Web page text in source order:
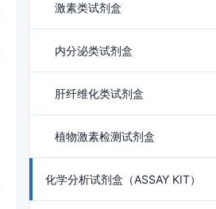
激素类试剂盒
内分泌类试剂盒
肝纤维化类试剂盒
植物激素检测试剂盒
化学分析试剂盒（ASSAY KIT）